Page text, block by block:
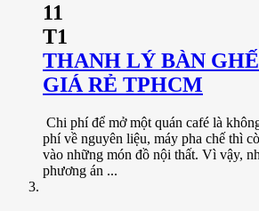
11
T1
THANH LÝ BÀN
GIÁ RẺ TPHCM
Chi phí để mở một quán café là
phí về nguyên liệu, máy pha chế thì
vào những món đồ nội thất. Vì vậy,
phương án ...